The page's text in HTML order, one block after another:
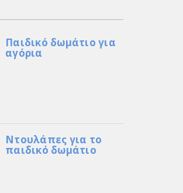
Παιδικό δωμάτιο για
αγόρια
Ντουλάπες για το
παιδικό δωμάτιο